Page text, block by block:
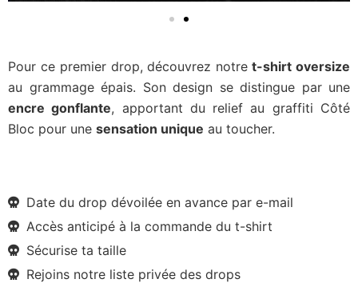
Pour ce premier drop, découvrez notre t-shirt oversize
au grammage épais. Son design se distingue par une
encre gonflante, apportant du relief au graffiti Côté
Bloc pour une sensation unique au toucher.
Date du drop dévoilée en avance par e-mail
Accès anticipé à la commande du t-shirt
Sécurise ta taille
Rejoins notre liste privée des drops